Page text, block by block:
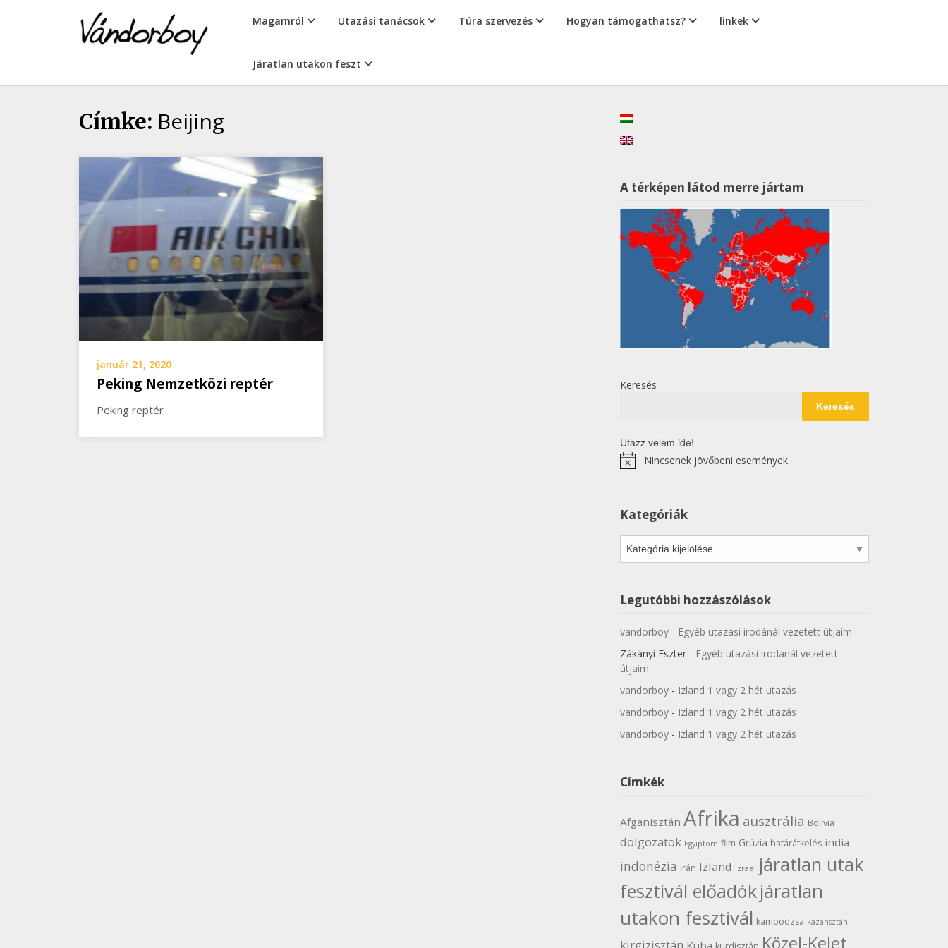
vandorboy
Magamról Utazási tanácsok Túra szervezés Hogyan támogathatsz? linkek
Járatlan utakon feszt
Címke: Beijing
január 21, 2020
Peking Nemzetközi reptér
Peking reptér
A térképen látod merre jártam
Keresés
Keresés
Utazz velem ide!
NoticeNincsenek jövőbeni események.
Kategóriák
Kategóriák
Legutóbbi hozzászólások
vandorboy- Egyéb utazási irodánál vezetett útjaim
Zákányi Eszter- Egyéb utazási irodánál vezetett
útjaim
vandorboy- Izland 1 vagy 2 hét utazás
vandorboy- Izland 1 vagy 2 hét utazás
vandorboy- Izland 1 vagy 2 hét utazás
Címkék
Afganisztán Afrika ausztrália Bolivia
dolgozatok Egyiptom film Grúzia határátkelés india
indonézia Irán Izland izrael járatlan utak
fesztivál előadókjáratlan
utakon fesztivál kambodzsa kazahsztán
kirgizisztán Kuba Közel-Kelet